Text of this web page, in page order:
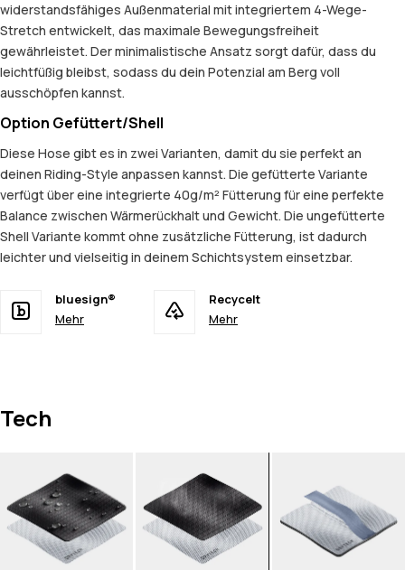
widerstandsfähiges Außenmaterial mit integriertem 4-Wege-
Stretch entwickelt, das maximale Bewegungsfreiheit
gewährleistet. Der minimalistische Ansatz sorgt dafür, dass du
leichtfüßig bleibst, sodass du dein Potenzial am Berg voll
ausschöpfen kannst.
Option Gefüttert/Shell
Diese Hose gibt es in zwei Varianten, damit du sie perfekt an
deinen Riding-Style anpassen kannst. Die gefütterte Variante
verfügt über eine integrierte 40g/m² Fütterung für eine perfekte
Balance zwischen Wärmerückhalt und Gewicht. Die ungefütterte
Shell Variante kommt ohne zusätzliche Fütterung, ist dadurch
leichter und vielseitig in deinem Schichtsystem einsetzbar.
bluesign®
Mehr
Recycelt
Mehr
Tech